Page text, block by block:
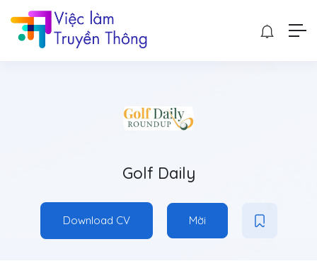
Golf Daily
Download CV Mời